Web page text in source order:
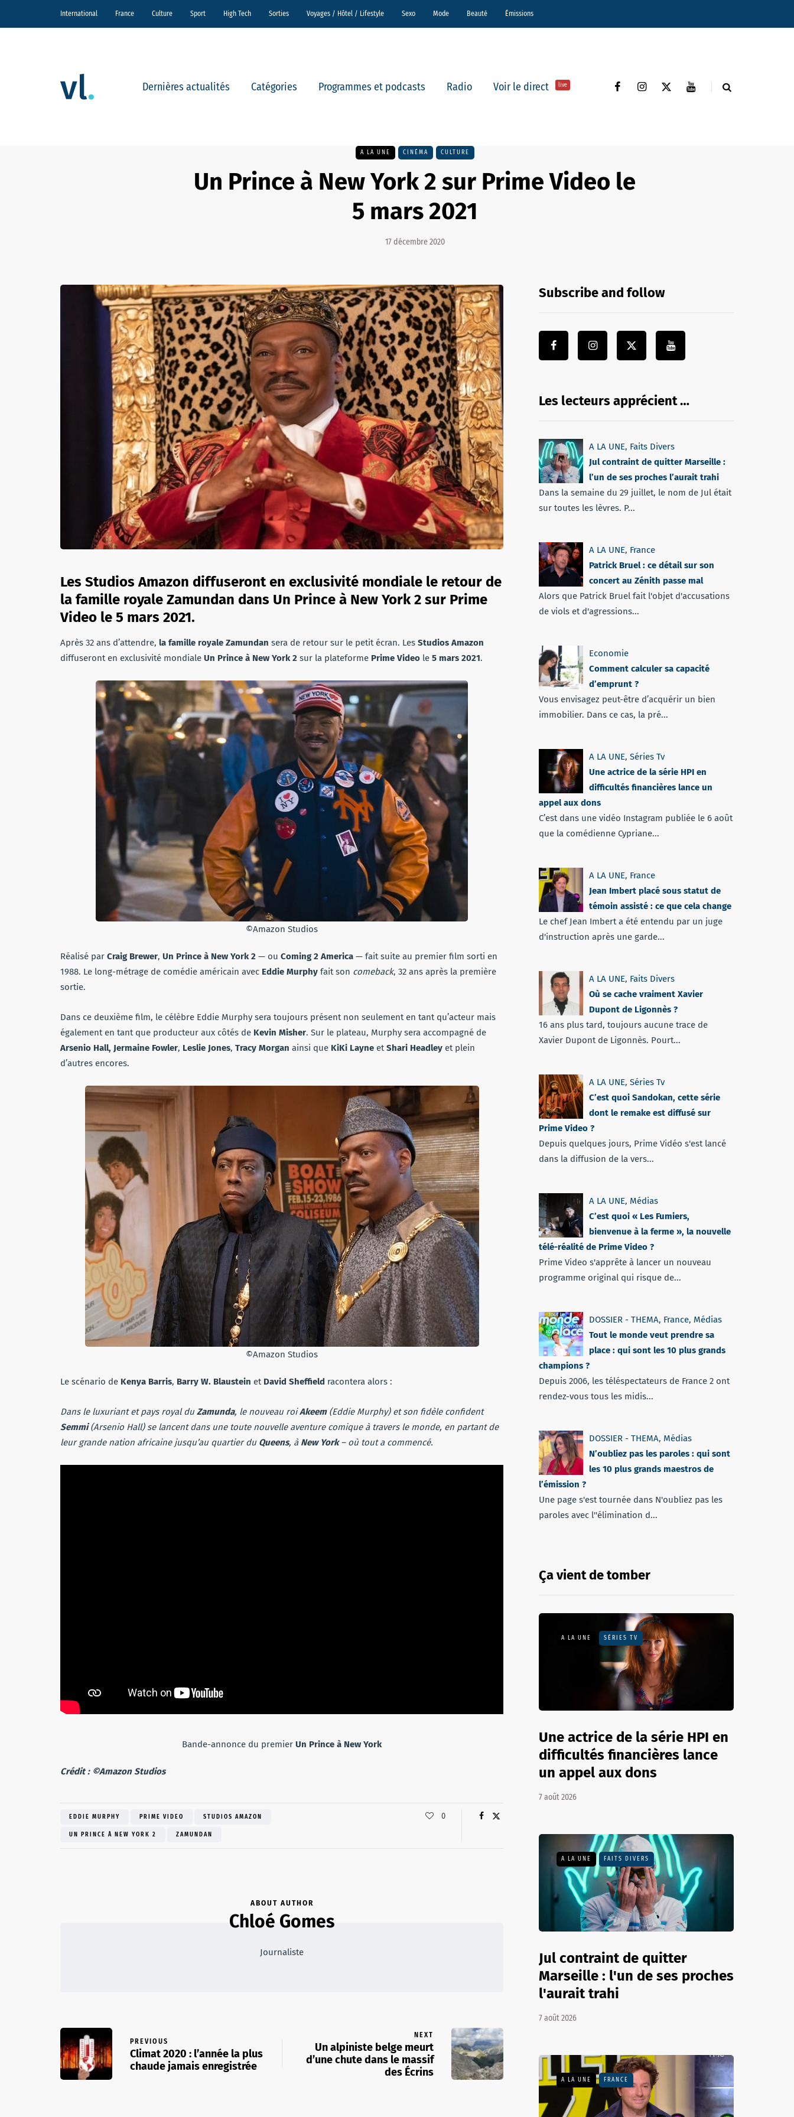
International France Culture Sport High Tech Sorties Voyages / Hôtel / Lifestyle Sexo Mode Beauté Émissions
Dernières actualités Catégories Programmes et podcasts Radio Voir le direct live
A LA UNE CINÉMA CULTURE
Un Prince à New York 2 sur Prime Video le
5 mars 2021
17 décembre 2020
Les Studios Amazon diffuseront en exclusivité mondiale le retour de
la famille royale Zamundan dans Un Prince à New York 2 sur Prime
Video le 5 mars 2021.
Après 32 ans d’attendre, la famille royale Zamundan sera de retour sur le petit écran. Les Studios Amazon
diffuseront en exclusivité mondiale Un Prince à New York 2 sur la plateforme Prime Video le 5 mars 2021.
©Amazon Studios
Réalisé par Craig Brewer, Un Prince à New York 2 — ou Coming 2 America — fait suite au premier film sorti en
1988. Le long-métrage de comédie américain avec Eddie Murphy fait son comeback, 32 ans après la première
sortie.
Dans ce deuxième film, le célèbre Eddie Murphy sera toujours présent non seulement en tant qu’acteur mais
également en tant que producteur aux côtés de Kevin Misher. Sur le plateau, Murphy sera accompagné de
Arsenio Hall, Jermaine Fowler, Leslie Jones, Tracy Morgan ainsi que KiKi Layne etShari Headley et plein
d’autres encores.
©Amazon Studios
Le scénario de Kenya Barris, Barry W. Blaustein et David Sheffield racontera alors :
Dans le luxuriant et pays royal duZamunda, le nouveau roiAkeem(Eddie Murphy) et son fidèle confident
Semmi(Arsenio Hall) se lancent dans une toute nouvelle aventure comique à travers le monde, en partant de
leur grande nation africaine jusqu’au quartier du Queens, à New York– où tout a commencé.
Bande-annonce du premier Un Prince à New York
Crédit : ©Amazon Studios
EDDIE MURPHY PRIME VIDEO STUDIOS AMAZON
UN PRINCE À NEW YORK 2 ZAMUNDAN
0
ABOUT AUTHOR
Chloé Gomes
Journaliste
PREVIOUS
Climat 2020 : l’année la plus
chaude jamais enregistrée
NEXT
Un alpiniste belge meurt
d’une chute dans le massif
des Écrins
Subscribe and follow
Les lecteurs apprécient …
A LA UNE, Faits Divers
Jul contraint de quitter Marseille :
l’un de ses proches l’aurait trahi
Dans la semaine du 29 juillet, le nom de Jul était
sur toutes les lèvres. P...
A LA UNE, France
Patrick Bruel : ce détail sur son
concert au Zénith passe mal
Alors que Patrick Bruel fait l'objet d'accusations
de viols et d'agressions...
Economie
Comment calculer sa capacité
d’emprunt ?
Vous envisagez peut-être d’acquérir un bien
immobilier. Dans ce cas, la pré...
A LA UNE, Séries Tv
Une actrice de la série HPI en
difficultés financières lance un
appel aux dons
C’est dans une vidéo Instagram publiée le 6 août
que la comédienne Cypriane...
A LA UNE, France
Jean Imbert placé sous statut de
témoin assisté : ce que cela change
Le chef Jean Imbert a été entendu par un juge
d'instruction après une garde...
A LA UNE, Faits Divers
Où se cache vraiment Xavier
Dupont de Ligonnès ?
16 ans plus tard, toujours aucune trace de
Xavier Dupont de Ligonnès. Pourt...
A LA UNE, Séries Tv
C’est quoi Sandokan, cette série
dont le remake est diffusé sur
Prime Video ?
Depuis quelques jours, Prime Vidéo s'est lancé
dans la diffusion de la vers...
A LA UNE, Médias
C’est quoi « Les Fumiers,
bienvenue à la ferme », la nouvelle
télé-réalité de Prime Video ?
Prime Video s'apprête à lancer un nouveau
programme original qui risque de...
DOSSIER - THEMA, France, Médias
Tout le monde veut prendre sa
place : qui sont les 10 plus grands
champions ?
Depuis 2006, les téléspectateurs de France 2 ont
rendez-vous tous les midis...
DOSSIER - THEMA, Médias
N’oubliez pas les paroles : qui sont
les 10 plus grands maestros de
l’émission ?
Une page s'est tournée dans N'oubliez pas les
paroles avec l''élimination d...
Ça vient de tomber
A LA UNE SÉRIES TV
Une actrice de la série HPI en
difficultés financières lance
un appel aux dons
7 août 2026
A LA UNE FAITS DIVERS
Jul contraint de quitter
Marseille : l'un de ses proches
l'aurait trahi
7 août 2026
A LA UNE FRANCE